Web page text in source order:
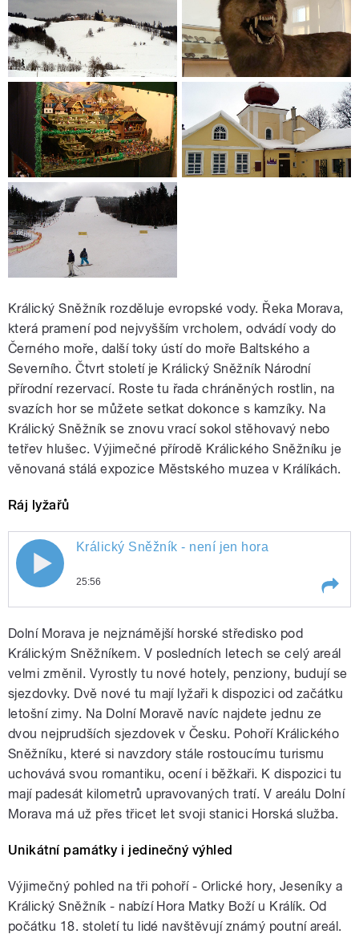
Králický Sněžník rozděluje evropské vody. Řeka Morava,
která pramení pod nejvyšším vrcholem, odvádí vody do
Černého moře, další toky ústí do moře Baltského a
Severního. Čtvrt století je Králický Sněžník Národní
přírodní rezervací. Roste tu řada chráněných rostlin, na
svazích hor se můžete setkat dokonce s kamzíky. Na
Králický Sněžník se znovu vrací sokol stěhovavý nebo
tetřev hlušec. Výjimečné přírodě Králického Sněžníku je
věnovaná stálá expozice Městského muzea v Králíkách.
Ráj lyžařů
pause
Králický Sněžník - není jen hora
25:56
Dolní Morava je nejznámější horské středisko pod
Králickým Sněžníkem. V posledních letech se celý areál
velmi změnil. Vyrostly tu nové hotely, penziony, budují se
sjezdovky. Dvě nové tu mají lyžaři k dispozici od začátku
letošní zimy. Na Dolní Moravě navíc najdete jednu ze
dvou nejprudších sjezdovek v Česku. Pohoří Králického
Sněžníku, které si navzdory stále rostoucímu turismu
uchovává svou romantiku, ocení i běžkaři. K dispozici tu
mají padesát kilometrů upravovaných tratí. V areálu Dolní
Morava má už přes třicet let svoji stanici Horská služba.
Unikátní památky i jedinečný výhled
Výjimečný pohled na tři pohoří - Orlické hory, Jeseníky a
Králický Sněžník - nabízí Hora Matky Boží u Králík. Od
počátku 18. století tu lidé navštěvují známý poutní areál.